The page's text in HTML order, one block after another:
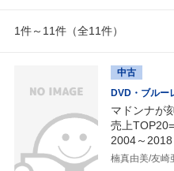
1件～11件（全11件）
中古
DVD・ブルー
マドンナが
売上
2004～2018